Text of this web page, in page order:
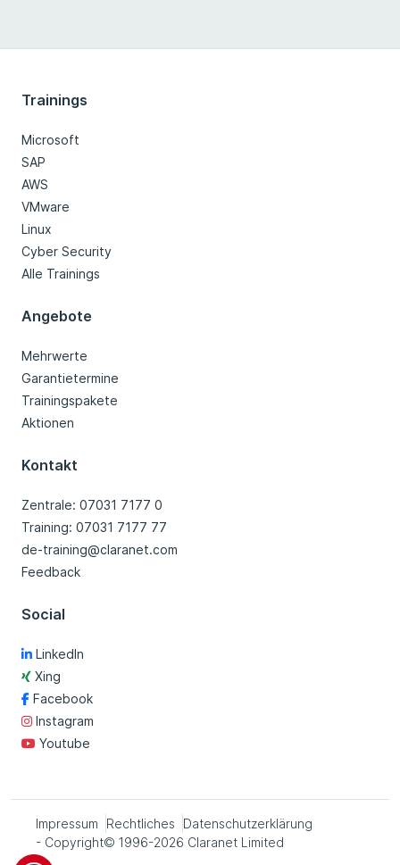
Trainings
Microsoft
SAP
AWS
VMware
Linux
Cyber Security
Alle Trainings
Angebote
Mehrwerte
Garantietermine
Trainingspakete
Aktionen
Kontakt
Zentrale: 07031 7177 0
Training: 07031 7177 77
de-training@claranet.com
Feedback
Social
LinkedIn
Xing
Facebook
Instagram
Youtube
Impressum Rechtliches
Datenschutzerklärung
- Copyright© 1996-2026 Claranet Limited